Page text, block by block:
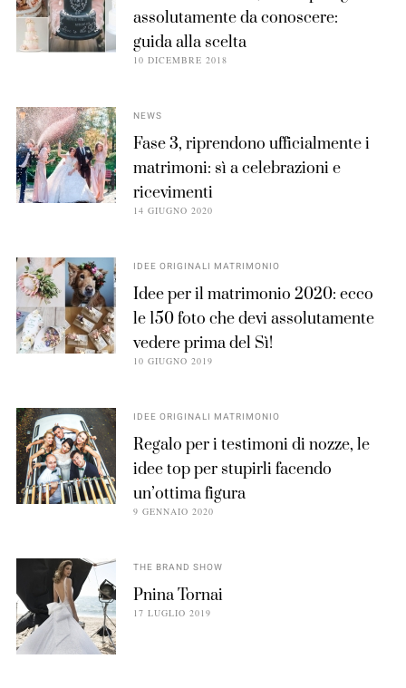
assolutamente da conoscere:
guida alla scelta
10 DICEMBRE 2018
NEWS
Fase 3, riprendono ufficialmente i
matrimoni: sì a celebrazioni e
ricevimenti
14 GIUGNO 2020
IDEE ORIGINALI MATRIMONIO
Idee per il matrimonio 2020: ecco
le 150 foto che devi assolutamente
vedere prima del Sì!
10 GIUGNO 2019
IDEE ORIGINALI MATRIMONIO
Regalo per i testimoni di nozze, le
idee top per stupirli facendo
un’ottima figura
9 GENNAIO 2020
THE BRAND SHOW
Pnina Tornai
17 LUGLIO 2019